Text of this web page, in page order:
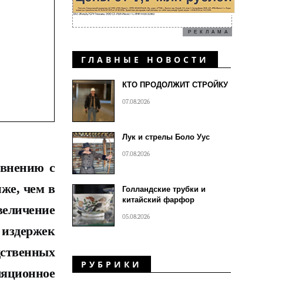
с
чем в
РЕКЛАМА
ГЛАВНЫЕ НОВОСТИ
КТО ПРОДОЛЖИТ СТРОЙКУ
07.08.2026
Лук и стрелы Боло Уус
07.08.2026
Голландские трубки и
китайский фарфор
05.08.2026
РУБРИКИ